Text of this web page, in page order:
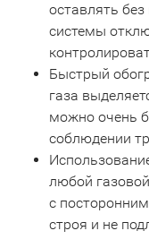
оставлять
системы
Быстрый
газа
можно очень
соблюдении
любой
с
строя и не